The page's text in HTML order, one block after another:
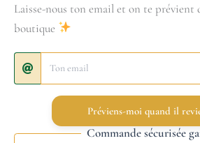
Laisse-nous ton email et on te prévient
boutique
Préviens-moi quand il
Commande sécurisée